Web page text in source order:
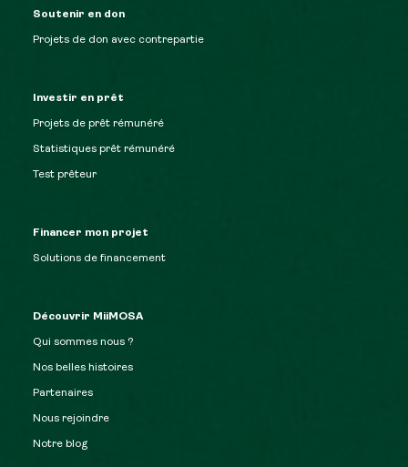
Soutenir en don
Projets de don avec contrepartie
Investir en prêt
Projets de prêt rémunéré
Statistiques prêt rémunéré
Test prêteur
Financer mon projet
Solutions de financement
Découvrir MiiMOSA
Qui sommes nous ?
Nos belles histoires
Partenaires
Nous rejoindre
Notre blog